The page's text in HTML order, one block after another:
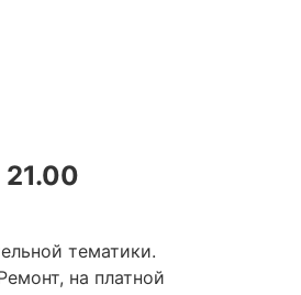
тематики.
на платной